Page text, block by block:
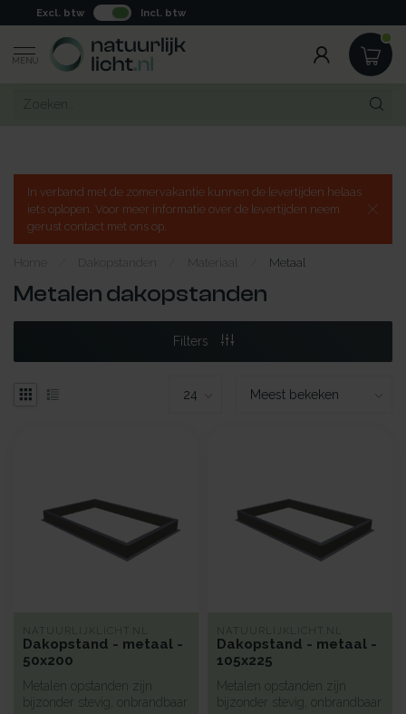
Excl. btw Incl. btw
MENU
In verband met de zomervakantie kunnen de levertijden helaas
iets oplopen. Voor meer informatie over de levertijden neem
gerust contact met ons op.
Home Dakopstanden Materiaal Metaal
Metalen dakopstanden
Filters
NATUURLIJKLICHT.NL
Dakopstand - metaal -
50x200
Metalen opstanden zijn
bijzonder stevig, onbrandbaar
NATUURLIJKLICHT.NL
Dakopstand - metaal -
105x225
Metalen opstanden zijn
bijzonder stevig, onbrandbaar